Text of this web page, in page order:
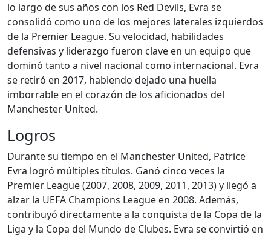
lo largo de sus años con los Red Devils, Evra se
consolidó como uno de los mejores laterales izquierdos
de la Premier League. Su velocidad, habilidades
defensivas y liderazgo fueron clave en un equipo que
dominó tanto a nivel nacional como internacional. Evra
se retiró en 2017, habiendo dejado una huella
imborrable en el corazón de los aficionados del
Manchester United.
Logros
Durante su tiempo en el Manchester United, Patrice
Evra logró múltiples títulos. Ganó cinco veces la
Premier League (2007, 2008, 2009, 2011, 2013) y llegó a
alzar la UEFA Champions League en 2008. Además,
contribuyó directamente a la conquista de la Copa de la
Liga y la Copa del Mundo de Clubes. Evra se convirtió en